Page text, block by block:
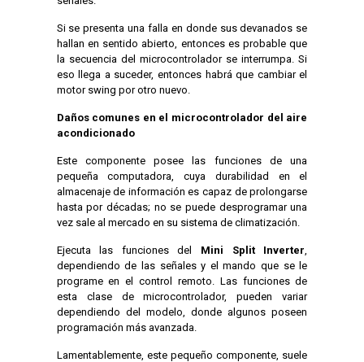
Si se presenta una falla en donde sus devanados se
hallan en sentido abierto, entonces es probable que
la secuencia del microcontrolador se interrumpa. Si
eso llega a suceder, entonces habrá que cambiar el
motor swing por otro nuevo.
Daños comunes en el microcontrolador del aire
acondicionado
Este componente posee las funciones de una
pequeña computadora, cuya durabilidad en el
almacenaje de información es capaz de prolongarse
hasta por décadas; no se puede desprogramar una
vez sale al mercado en su sistema de climatización.
Ejecuta las funciones del Mini Split Inverter
dependiendo de las señales y el mando que se le
programe en el control remoto. Las funciones de
esta clase de microcontrolador, pueden variar
dependiendo del modelo, donde algunos poseen
programación más avanzada.
Lamentablemente, este pequeño componente, suele